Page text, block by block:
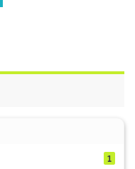
1